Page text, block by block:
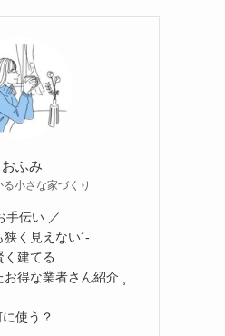
おふみ
る小さな家づくり
手伝い ／
く見えない´-
建てる
得な業者さん紹介 ⸒
使う？